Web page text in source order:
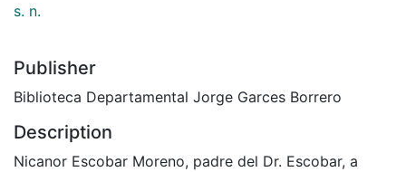
s. n.
Publisher
Biblioteca Departamental Jorge Garces Borrero
Description
Nicanor Escobar Moreno, padre del Dr. Escobar, a